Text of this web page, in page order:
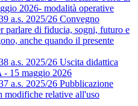
2026- modalità operative
a.s. 2025/26 Convegno
parlare di fiducia, sogni, futuro e
anche quando il presente
a.s. 2025/26 Uscita didattica
- 15 maggio 2026
a.s. 2025/26 Pubblicazione
modifiche relative all'uso